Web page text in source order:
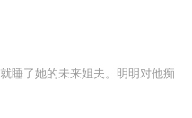
日更5集，不定期爆更！订阅可以收到更新提醒哦~【内容简介】：回国第一天，她就睡了她的未来姐夫。明明对他痴恋十年，可触碰到他阴冷厌恶的目光，她只能强颜欢笑地讨价还价，“姐夫准备给我多少封口费？”爹不疼娘早死，亲生哥哥下落不明，同父异母的姐姐...